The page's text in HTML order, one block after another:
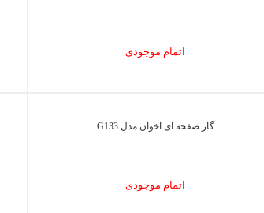
اتمام موجودی
گاز صفحه ای اخوان مدل G133
اتمام موجودی